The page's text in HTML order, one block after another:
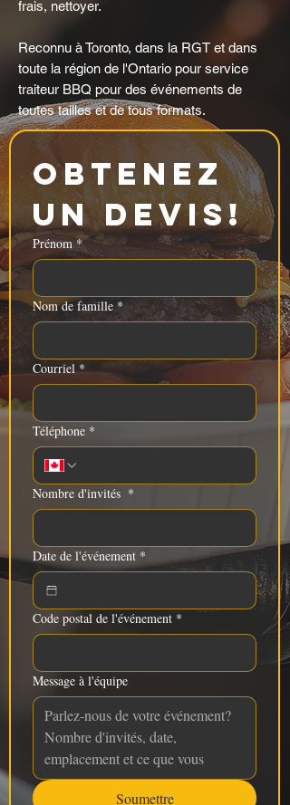
frais, nettoyer.
Reconnu à Toronto, dans la RGT et dans
toute la région de l'Ontario pour service
traiteur BBQ pour des événements de
toutes tailles et de tous formats.
Obtenez
un devis!
Prénom *
Nom de famille *
Courriel *
Téléphone *
Nombre d'invités *
Date de l'événement *
Code postal de l'événement *
Message à l'équipe
Soumettre